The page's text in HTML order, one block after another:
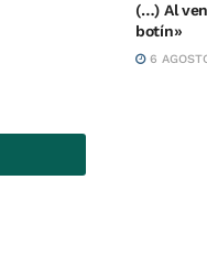
(…) Al
botín»
6